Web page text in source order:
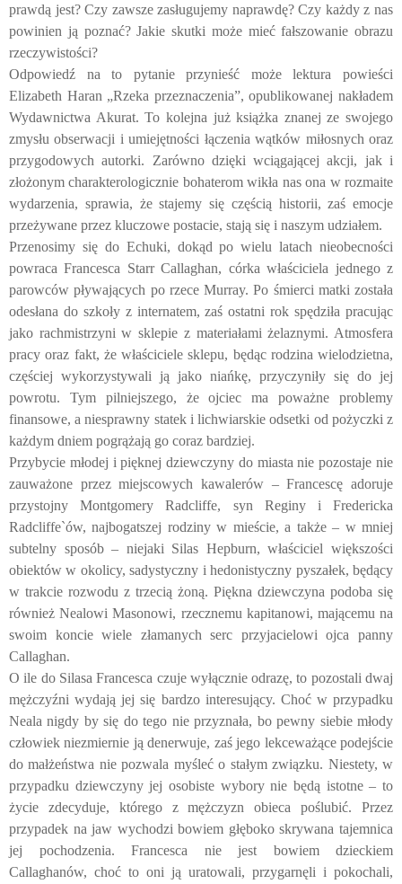
prawdą jest? Czy zawsze zasługujemy naprawdę? Czy każdy z nas
powinien ją poznać? Jakie skutki może mieć fałszowanie obrazu
rzeczywistości?
Odpowiedź na to pytanie przynieść może lektura powieści
Elizabeth Haran „Rzeka przeznaczenia”, opublikowanej nakładem
Wydawnictwa Akurat. To kolejna już książka znanej ze swojego
zmysłu obserwacji i umiejętności łączenia wątków miłosnych oraz
przygodowych autorki. Zarówno dzięki wciągającej akcji, jak i
złożonym charakterologicznie bohaterom wikła nas ona w rozmaite
wydarzenia, sprawia, że stajemy się częścią historii, zaś emocje
przeżywane przez kluczowe postacie, stają się i naszym udziałem.
Przenosimy się do Echuki, dokąd po wielu latach nieobecności
powraca Francesca Starr Callaghan, córka właściciela jednego z
parowców pływających po rzece Murray. Po śmierci matki została
odesłana do szkoły z internatem, zaś ostatni rok spędziła pracując
jako rachmistrzyni w sklepie z materiałami żelaznymi. Atmosfera
pracy oraz fakt, że właściciele sklepu, będąc rodzina wielodzietna,
częściej wykorzystywali ją jako niańkę, przyczyniły się do jej
powrotu. Tym pilniejszego, że ojciec ma poważne problemy
finansowe, a niesprawny statek i lichwiarskie odsetki od pożyczki z
każdym dniem pogrążają go coraz bardziej.
Przybycie młodej i pięknej dziewczyny do miasta nie pozostaje nie
zauważone przez miejscowych kawalerów – Francescę adoruje
przystojny Montgomery Radcliffe, syn Reginy i Fredericka
Radcliffe`ów, najbogatszej rodziny w mieście, a także – w mniej
subtelny sposób – niejaki Silas Hepburn, właściciel większości
obiektów w okolicy, sadystyczny i hedonistyczny pyszałek, będący
w trakcie rozwodu z trzecią żoną. Piękna dziewczyna podoba się
również Nealowi Masonowi, rzecznemu kapitanowi, mającemu na
swoim koncie wiele złamanych serc przyjacielowi ojca panny
Callaghan.
O ile do Silasa Francesca czuje wyłącznie odrazę, to pozostali dwaj
mężczyźni wydają jej się bardzo interesujący. Choć w przypadku
Neala nigdy by się do tego nie przyznała, bo pewny siebie młody
człowiek niezmiernie ją denerwuje, zaś jego lekceważące podejście
do małżeństwa nie pozwala myśleć o stałym związku. Niestety, w
przypadku dziewczyny jej osobiste wybory nie będą istotne – to
życie zdecyduje, którego z mężczyzn obieca poślubić. Przez
przypadek na jaw wychodzi bowiem głęboko skrywana tajemnica
jej pochodzenia. Francesca nie jest bowiem dzieckiem
Callaghanów, choć to oni ją uratowali, przygarnęli i pokochali,